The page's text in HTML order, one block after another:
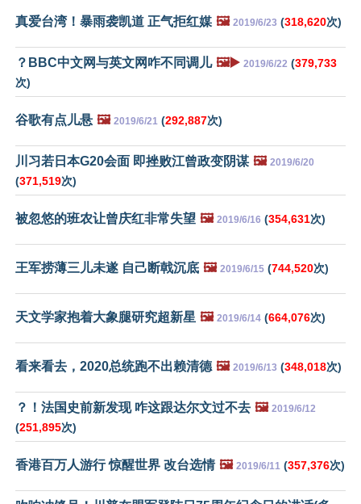
真爱台湾！暴雨袭凯道 正气拒红媒 🖼️ 2019/6/23 (318,620次)
？BBC中文网与英文网咋不同调儿 🖼️▶️ 2019/6/22 (379,733
次)
谷歌有点儿悬 🖼️ 2019/6/21 (292,887次)
川习若日本G20会面 即挫败江曾政变阴谋 🖼️ 2019/6/20
(371,519次)
被忽悠的班农让曾庆红非常失望 🖼️ 2019/6/16 (354,631次)
王军捞薄三儿未遂 自己断戟沉底 🖼️ 2019/6/15 (744,520次)
天文学家抱着大象腿研究超新星 🖼️ 2019/6/14 (664,076次)
看来看去，2020总统跑不出赖清德 🖼️ 2019/6/13 (348,018次)
？！法国史前新发现 咋这跟达尔文过不去 🖼️ 2019/6/12
(251,895次)
香港百万人游行 惊醒世界 改台选情 🖼️ 2019/6/11 (357,376次)